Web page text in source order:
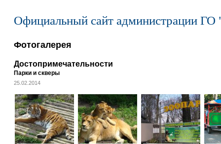
Официальный сайт администрации ГО
Фотогалерея
Достопримечательности
Парки и скверы
25.02.2014